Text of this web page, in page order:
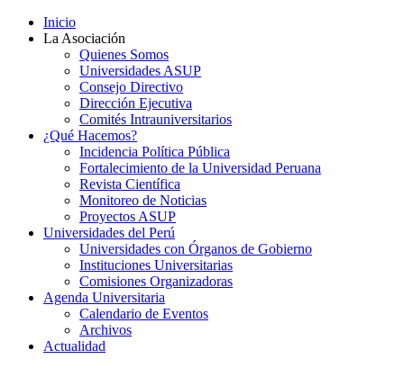
Inicio
La Asociación
Quienes Somos
Universidades ASUP
Consejo Directivo
Dirección Ejecutiva
Comités Intrauniversitarios
¿Qué Hacemos?
Incidencia Política Pública
Fortalecimiento de la Universidad Peruana
Revista Científica
Monitoreo de Noticias
Proyectos ASUP
Universidades del Perú
Universidades con Órganos de Gobierno
Instituciones Universitarias
Comisiones Organizadoras
Agenda Universitaria
Calendario de Eventos
Archivos
Actualidad